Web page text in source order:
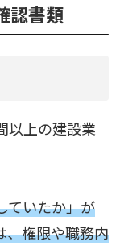
認書類
以上の建設業
ていたか」が
、権限や職務内